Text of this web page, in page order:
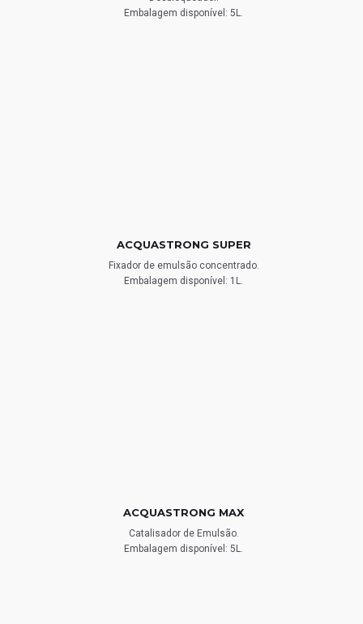
Embalagem disponível: 5L.
ACQUASTRONG SUPER
Fixador de emulsão concentrado.
Embalagem disponível: 1L.
ACQUASTRONG MAX
Catalisador de Emulsão.
Embalagem disponível: 5L.